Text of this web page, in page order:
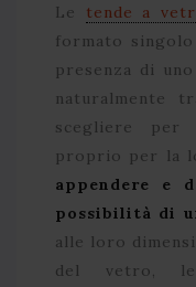
Le tende a
formato
presenza di
naturalmente
scegliere per
proprio per la
appendere e
possibilità di
alle loro
del vetro,